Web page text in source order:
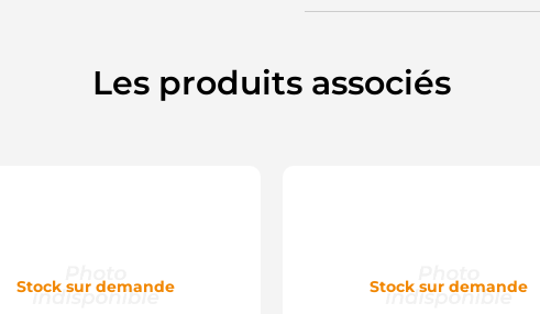
Les produits associés
Stock sur demande Stock sur demande